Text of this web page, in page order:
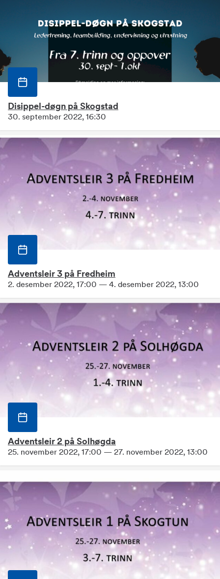
Disippel-døgn på Skogstad
30. september 2022, 16:30
Adventsleir 3 på Fredheim
2. desember 2022, 17:00 — 4. desember 2022, 13:00
Adventsleir 2 på Solhøgda
25. november 2022, 17:00 — 27. november 2022, 13:00